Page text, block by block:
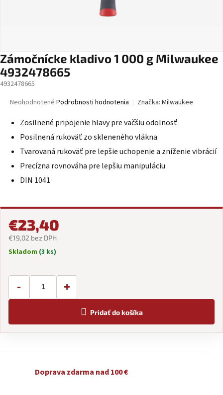
Zámočnícke kladivo 1 000 g Milwaukee
4932478665
4932478665
Priemerné
produktu
0,0
z
hviezdičiek.
Neohodnotené Podrobnosti hodnotenia Značka: Milwaukee
Zosilnené pripojenie hlavy pre väčšiu odolnosť
Posilnená rukoväť zo skleneného vlákna
Tvarovaná rukoväť pre lepšie uchopenie a zníženie vibrácií
Precízna rovnováha pre lepšiu manipuláciu
DIN 1041
€23,40
€19,02 bez DPH
Jednotková
Skladom (3 ks)
- +
Pridať do košíka
Doprava zdarma nad 100 €